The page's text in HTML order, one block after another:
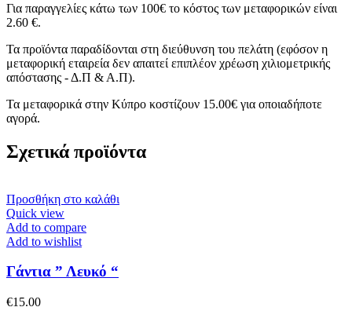
Για παραγγελίες κάτω των 100€ το κόστος των μεταφορικών είναι
2.60 €.
Τα προϊόντα παραδίδονται στη διεύθυνση του πελάτη (εφόσον η
μεταφορική εταιρεία δεν απαιτεί επιπλέον χρέωση χιλιομετρικής
απόστασης - Δ.Π & Α.Π).
Τα μεταφορικά στην Κύπρο κοστίζουν 15.00€ για οποιαδήποτε
αγορά.
Σχετικά προϊόντα
Προσθήκη στο καλάθι
Quick view
Add to compare
Add to wishlist
Γάντια ” Λευκό “
€15.00